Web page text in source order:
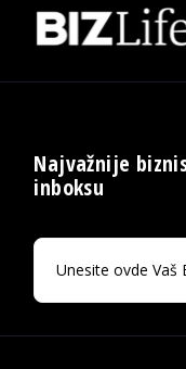
Najvažnije
inboksu